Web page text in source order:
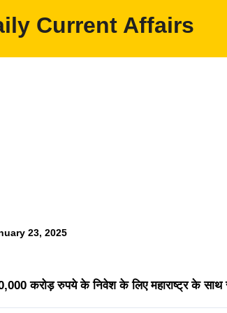
Current Affairs
23, 2025
करोड़ रुपये के निवेश के लिए महाराष्ट्र के साथ